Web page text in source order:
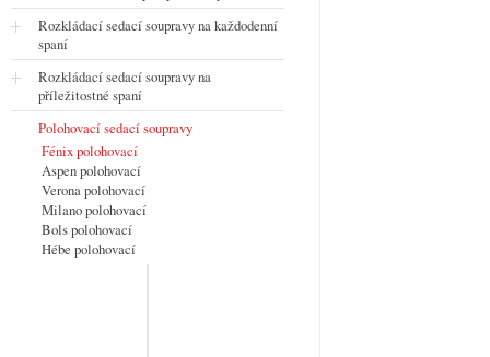
Rozkládací sedací soupravy na každodenní
spaní
Rozkládací sedací soupravy na
příležitostné spaní
Polohovací sedací soupravy
Fénix polohovací
Aspen polohovací
Verona polohovací
Milano polohovací
Bols polohovací
Hébe polohovací